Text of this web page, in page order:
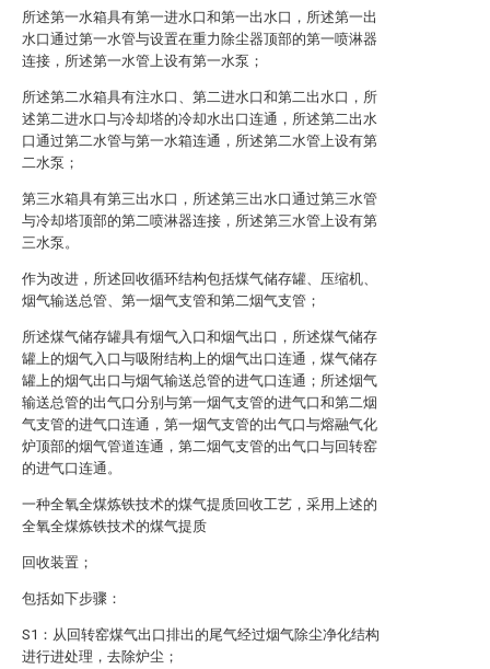
所述第一水箱具有第一进水口和第一出水口，所述第一出
水口通过第一水管与设置在重力除尘器顶部的第一喷淋器
连接，所述第一水管上设有第一水泵；
所述第二水箱具有注水口、第二进水口和第二出水口，所
述第二进水口与冷却塔的冷却水出口连通，所述第二出水
口通过第二水管与第一水箱连通，所述第二水管上设有第
二水泵；
第三水箱具有第三出水口，所述第三出水口通过第三水管
与冷却塔顶部的第二喷淋器连接，所述第三水管上设有第
三水泵。
作为改进，所述回收循环结构包括煤气储存罐、压缩机、
烟气输送总管、第一烟气支管和第二烟气支管；
所述煤气储存罐具有烟气入口和烟气出口，所述煤气储存
罐上的烟气入口与吸附结构上的烟气出口连通，煤气储存
罐上的烟气出口与烟气输送总管的进气口连通；所述烟气
输送总管的出气口分别与第一烟气支管的进气口和第二烟
气支管的进气口连通，第一烟气支管的出气口与熔融气化
炉顶部的烟气管道连通，第二烟气支管的出气口与回转窑
的进气口连通。
一种全氧全煤炼铁技术的煤气提质回收工艺，采用上述的
全氧全煤炼铁技术的煤气提质
回收装置；
包括如下步骤：
S1：从回转窑煤气出口排出的尾气经过烟气除尘净化结构
进行进处理，去除炉尘；